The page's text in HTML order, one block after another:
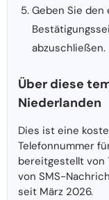
Geben Sie
abzuschließen.
Über diese
Niederlanden
Dies ist eine
Telefonnummer
bereitgestellt von
von SMS-
seit März 2026.